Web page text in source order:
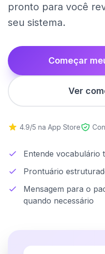
pronto para você
seu sistema.
Começar
Ver
4.9/5 na App Store
Entende vocabulário
Prontuário
Mensagem para o
quando necessário